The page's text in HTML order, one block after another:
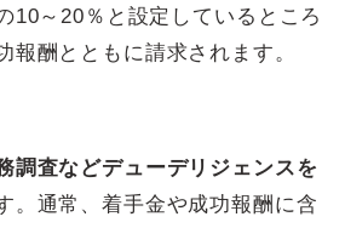
10～20％と設定しているところ
報酬とともに請求されます。
調査などデューデリジェンスを
。通常、着手金や成功報酬に含